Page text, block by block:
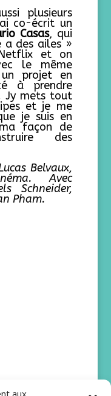
aux
plusieurs
co-écrit un
Casas, qui
a des ailes »
et on
le même
un projet en
à prendre
Jy mets tout
et je me
je suis en
façon de
des
Belvaux,
Avec
Schneider,
Pham.